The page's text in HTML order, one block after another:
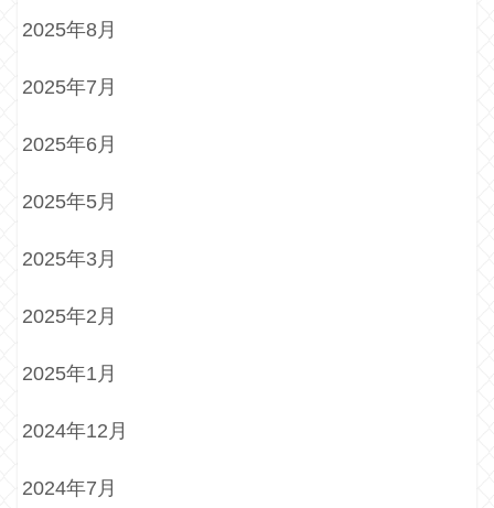
2025年8月
2025年7月
2025年6月
2025年5月
2025年3月
2025年2月
2025年1月
2024年12月
2024年7月